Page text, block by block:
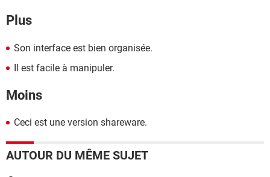
Plus
Son interface est bien organisée.
Il est facile à manipuler.
Moins
Ceci est une version shareware.
AUTOUR DU MÊME SUJET